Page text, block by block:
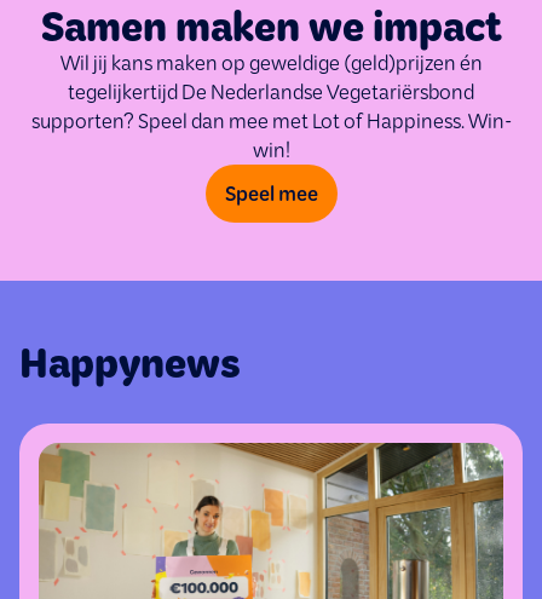
Samen maken we impact
Wil jij kans maken op geweldige (geld)prijzen én
tegelijkertijd De Nederlandse Vegetariërsbond
supporten? Speel dan mee met Lot of Happiness. Win-
win!
Speel mee
Happynews